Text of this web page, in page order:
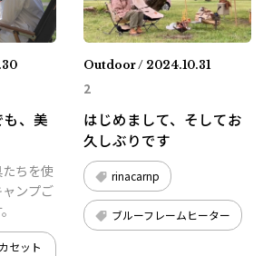
も、美
ちを使
ンプご
セット
Outdoor / 2024.10.31
2
はじめまして、そしてお
久しぶりです
rinacarnp
ブルーフレームヒーター